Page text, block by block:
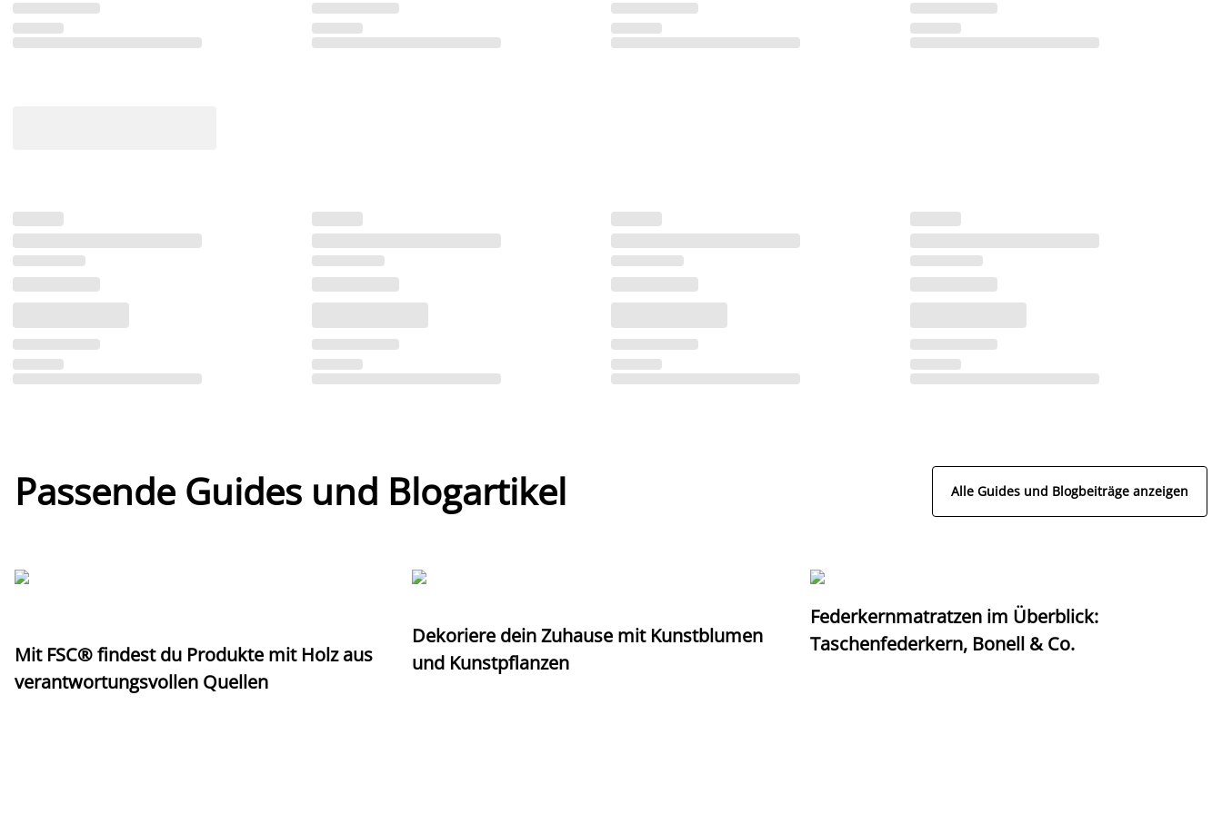
Passende Guides und Blogartikel Alle Guides und Blogbeiträge anzeigen
Mit FSC® findest du Produkte mit Holz aus
verantwortungsvollen Quellen
Dekoriere dein Zuhause mit Kunstblumen
und Kunstpflanzen
Federkernmatratzen im Überblick:
Taschenfederkern, Bonell & Co.